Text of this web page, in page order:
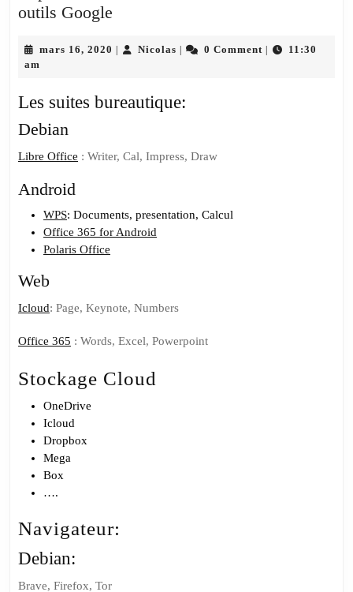
outils Google
Show:
les
Google
mars 16, 2020 mars
| NicolasNicolas
| 0 Comment |
11:30
am
Les suites bureautique:
Debian
Libre Office : Writer, Cal, Impress, Draw
Android
WPS: Documents, presentation, Calcul
Office 365 for Android
Polaris Office
Web
Icloud: Page, Keynote, Numbers
Office 365 : Words, Excel, Powerpoint
Stockage Cloud
OneDrive
Icloud
Dropbox
Mega
Box
….
Navigateur:
Debian:
Brave, Firefox, Tor